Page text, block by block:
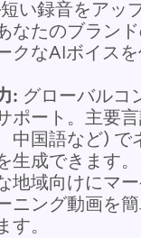
い録音をアップ
なたのブラン
クなAIボイス
: グローバルコ
ポート。主要
中国語など) で
生成できます。
地域向けにマ
ニング動画を
す。